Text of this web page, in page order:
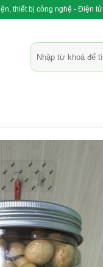
thiết bị công nghệ - Điện tử
Tìm
kiếm: